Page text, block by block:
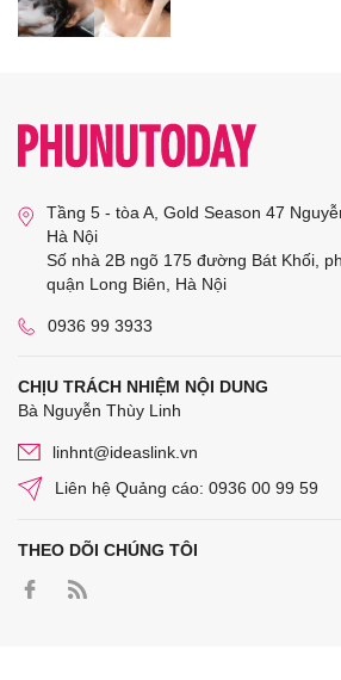
Tầng 5 - tòa A, Gold Season 47
Hà Nội
Số nhà 2B ngõ 175 đường Bát Khối,
quận Long Biên, Hà Nội
0936 99 3933
CHỊU TRÁCH NHIỆM NỘI DUNG
Bà Nguyễn Thùy Linh
linhnt@ideaslink.vn
Liên hệ Quảng cáo: 0936 00 99 59
THEO DÕI CHÚNG TÔI